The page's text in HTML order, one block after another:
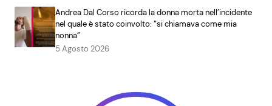
Andrea Dal Corso ricorda la donna morta nell’incidente
nel quale è stato coinvolto: “si chiamava come mia
nonna”
5 Agosto 2026